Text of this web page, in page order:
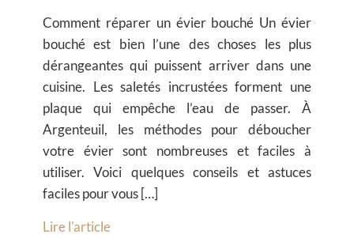
Comment réparer un évier bouché Un évier
bouché est bien l’une des choses les plus
dérangeantes qui puissent arriver dans une
cuisine. Les saletés incrustées forment une
plaque qui empêche l’eau de passer. À
Argenteuil, les méthodes pour déboucher
votre évier sont nombreuses et faciles à
utiliser. Voici quelques conseils et astuces
faciles pour vous […]
Lire l'article